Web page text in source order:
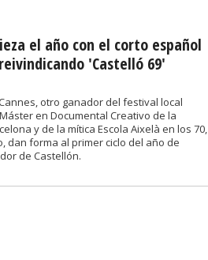
el año con el corto español
'Castelló 69'
otro ganador del festival local
en Documental Creativo de la
y de la mítica Escola Aixelà en los 70,
dan forma al primer ciclo del año de
de Castellón.